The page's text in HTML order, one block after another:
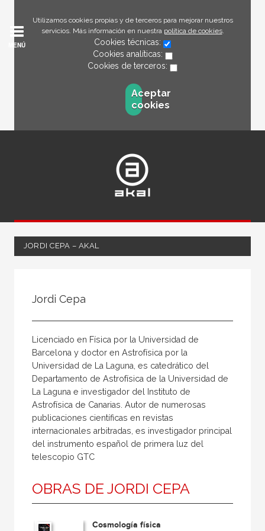
Utilizamos cookies propias y de terceros para mejorar nuestros
servicios. Más información en nuestra política de cookies.
Cookies técnicas:
Cookies analíticas:
Cookies de terceros:
Aceptar
cookies
MENÚ
JORDI CEPA – AKAL
Coordinador
Editor
Editora
Escritor
Escritora
Traductor
Jordi Cepa
Licenciado en Física por la Universidad de
Barcelona y doctor en Astrofísica por la
Universidad de La Laguna, es catedrático del
Departamento de Astrofísica de la Universidad de
La Laguna e investigador del Instituto de
Astrofísica de Canarias. Autor de numerosas
publicaciones científicas en revistas
internacionales arbitradas, es investigador principal
del instrumento español de primera luz del
telescopio GTC
OBRAS DE JORDI CEPA
Cosmología física